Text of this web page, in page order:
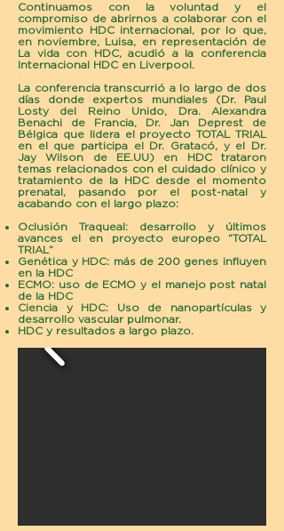
Continuamos con la voluntad y el
compromiso de abrirnos a colaborar con el
movimiento HDC internacional, por lo que,
en noviembre, Luisa, en representación de
La vida con HDC, acudió a la conferencia
Internacional HDC en Liverpool.
La conferencia transcurrió a lo largo de dos
días donde expertos mundiales (Dr. Paul
Losty del Reino Unido, Dra. Alexandra
Benachi de Francia, Dr. Jan Deprest de
Bélgica que lidera el proyecto TOTAL TRIAL
en el que participa el Dr. Gratacó, y el Dr.
Jay Wilson de EE.UU) en HDC trataron
temas relacionados con el cuidado clínico y
tratamiento de la HDC desde el momento
prenatal, pasando por el post-natal y
acabando con el largo plazo:
Oclusión Traqueal: desarrollo y últimos
avances el en proyecto europeo “TOTAL
TRIAL”
Genética y HDC: más de 200 genes influyen
en la HDC
ECMO: uso de ECMO y el manejo post natal
de la HDC
Ciencia y HDC: Uso de nanopartículas y
desarrollo vascular pulmonar.
HDC y resultados a largo plazo.